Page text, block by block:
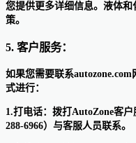
您提供更多详细信息。液体
策。
5. 客户服务：
如果您需要联系
式进行：
1.打电话：拨打AutoZone客
288-6966）与客服人员联系。